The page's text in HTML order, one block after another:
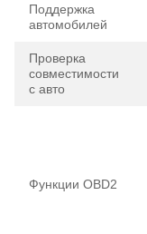
Поддержка
автомобилей
Проверка
совместимости
с авто
Функции OBD2